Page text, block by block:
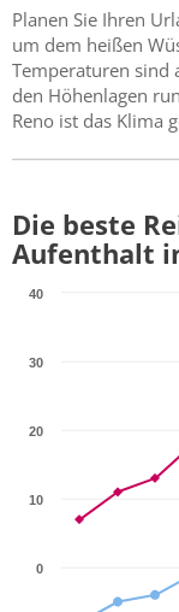
Planen Sie Ihren
um dem heißen
Temperaturen sind
den Höhenlagen
Reno ist das Klima
Die beste
Aufenthalt
0
10
20
30
40